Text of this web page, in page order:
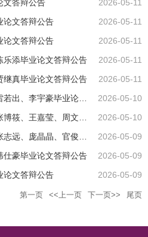
文答辩公告
2026-05-11
论文答辩公告
2026-05-11
论文答辩公告
2026-05-11
乐添毕业论文答辩公告
2026-05-11
继真毕业论文答辩公告
2026-05-11
2026-05-10
2026-05-10
2026-05-09
仕豪毕业论文答辩公告
2026-05-09
论文答辩公告
2026-05-09
第一页 <<上一页 下一页>> 尾页